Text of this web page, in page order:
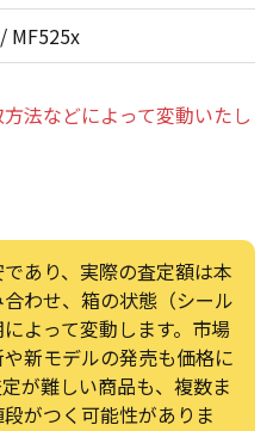
MF525x
法などによって変動いたし
あり、実際の査定額は本
わせ、箱の状態（シール
よって変動します。市場
新モデルの発売も価格に
が難しい商品も、複数ま
がつく可能性がありま